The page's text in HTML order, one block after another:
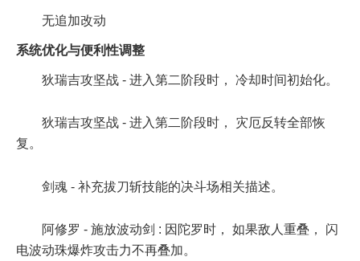
无追加改动
系统优化与便利性调整
狄瑞吉攻坚战 - 进入第二阶段时， 冷却时间初始化。
狄瑞吉攻坚战 - 进入第二阶段时， 灾厄反转全部恢
复。
剑魂 - 补充拔刀斩技能的决斗场相关描述。
阿修罗 - 施放波动剑 : 因陀罗时， 如果敌人重叠， 闪
电波动珠爆炸攻击力不再叠加。